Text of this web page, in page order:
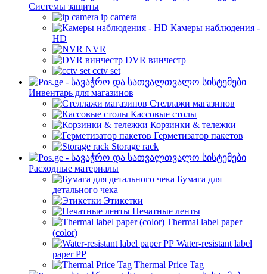
Cистемы защиты
ip camera
Камеры наблюдения -
HD
NVR
DVR винчестр
cctv set
Инвентарь для магазинов
Стеллажи магазинов
Кассовые столы
Корзинки & тележки
Герметизатор пакетов
Storage rack
Расходные материалы
Бумага для
детального чека
Этикетки
Печатные ленты
Thermal label paper
(color)
Water-resistant label
paper PP
Thermal Price Tag